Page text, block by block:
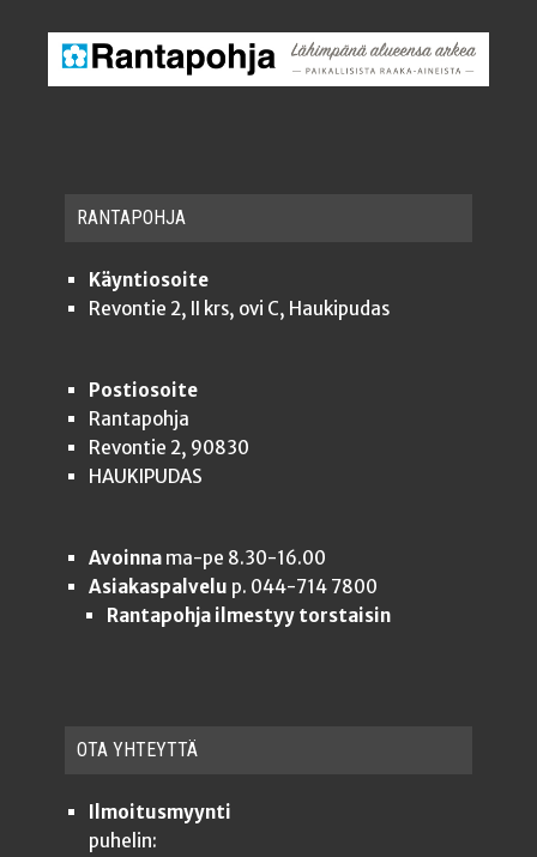
RAN­TA­POH­JA
Käyntiosoite
Revontie 2, II krs, ovi C, Haukipudas
Postiosoite
Rantapohja
Revontie 2, 90830
HAUKIPUDAS
Avoinnama-pe 8.30-16.00
Asiakaspalvelu p. 044-714 7800
Rantapohja ilmestyy torstaisin
OTA YHTEYT­TÄ
Ilmoitusmyynti
puhelin: